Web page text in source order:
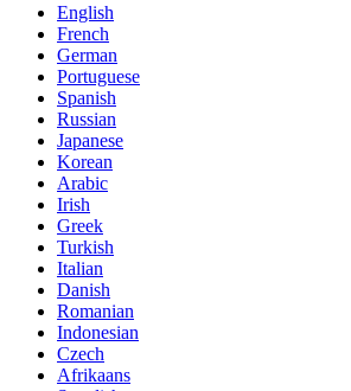
English
French
German
Portuguese
Spanish
Russian
Japanese
Korean
Arabic
Irish
Greek
Turkish
Italian
Danish
Romanian
Indonesian
Czech
Afrikaans